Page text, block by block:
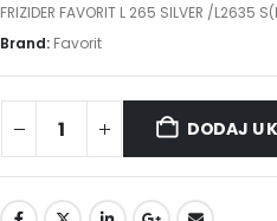
FRIZIDER FAVORIT L 265 SILVER /L2635
Brand: Favorit
DODAJ U